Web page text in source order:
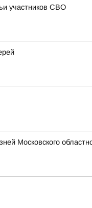
участников СВО
Московского